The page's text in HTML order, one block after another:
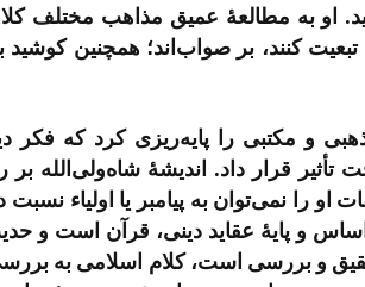
او به مطالعۀ عمیق مذاهب
کنند، بر صواب‌­اند؛ همچنین
و مکتبی را پایه­‌ریزی کرد که فکر
تأثیر قرار داد. اندیشۀ شاه‌­ولی‌­الله
را نمی­‌توان به پیامبر یا اولیاء
اساس و پایۀ عقاید دینی، قرآن است و
و بررسی است، کلام اسلامی به